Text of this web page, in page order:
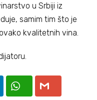
u Srbiji iz
samim tim što je
kvalitetnih vina.